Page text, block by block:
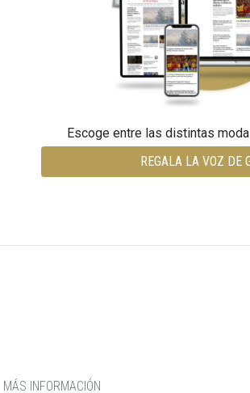
Escoge entre las distintas
REGALA LA VOZ DE
MÁS INFORMACIÓN